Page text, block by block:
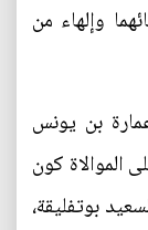
وإلهاء من
بن يونس
كون
بوتفليقة،